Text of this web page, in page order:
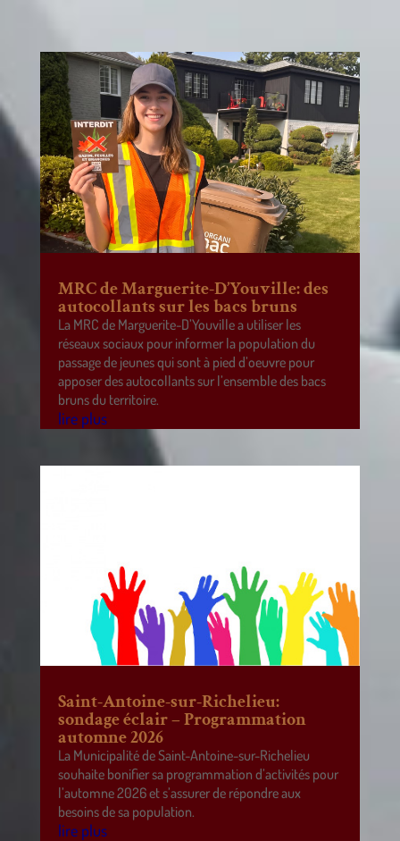
MRC de Marguerite-D’Youville: des
autocollants sur les bacs bruns
La MRC de Marguerite-D’Youville a utiliser les
réseaux sociaux pour informer la population du
passage de jeunes qui sont à pied d’oeuvre pour
apposer des autocollants sur l’ensemble des bacs
bruns du territoire.
lire plus
Saint-Antoine-sur-Richelieu:
sondage éclair – Programmation
automne 2026
La Municipalité de Saint-Antoine-sur-Richelieu
souhaite bonifier sa programmation d’activités pour
l’automne 2026 et s’assurer de répondre aux
besoins de sa population.
lire plus